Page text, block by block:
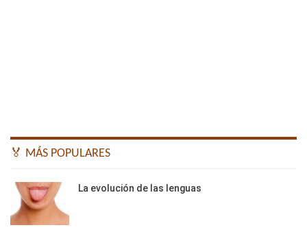
🏅 MÁS POPULARES
La evolución de las lenguas